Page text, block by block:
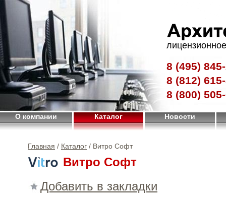
8 (495)
8 (812)
8 (800)
О компании Каталог Новости
Главная / Каталог / Витро Софт
Витро Софт
Добавить в закладки